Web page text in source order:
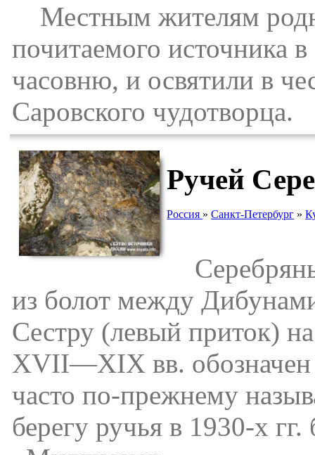
Местным жителям
почитаемого источника
часовню, и освятили в
Саровского чудотворца.
Ручей
Россия »Санкт-Петербург »
из болот между
Сестру (левый приток)
XVII—XIX вв. обозначен
часто по-прежнему
берегу ручья в 1930-х